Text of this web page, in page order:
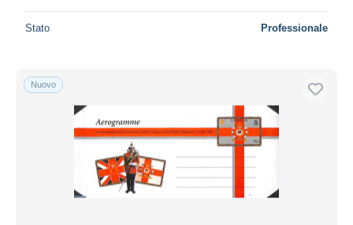
Stato Professionale
Nuovo